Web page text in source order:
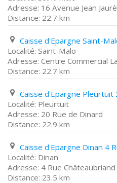
16 Avenue Jean
22.7 km
Saint-Malo
Centre Commercial
22.7 km
Pleurtuit
20 Rue de Dinard
22.9 km
Dinan
4 Rue Châteaubriand
23.5 km